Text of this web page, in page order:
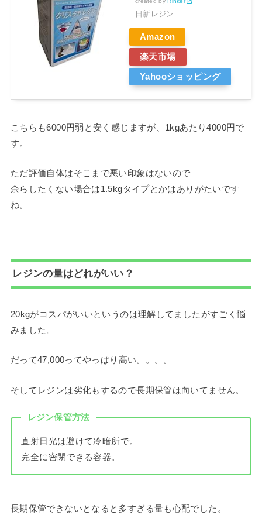
日新レジン
Amazon
楽天市場
Yahooショッピング
こちらも6000円弱と安く感じますが、1kgあたり4000円で
す。
ただ評価自体はそこまで悪い印象はないので
余らしたくない場合は1.5kgタイプとかはありがたいです
ね。
レジンの量はどれがいい？
20kgがコスパがいいというのは理解してましたがすごく悩
みました。
だって47,000ってやっぱり高い。。。。
そしてレジンは劣化もするので長期保管は向いてません。
レジン保管方法
直射日光は避けて冷暗所で。
完全に密閉できる容器。
長期保管できないとなると多すぎる量も心配でした。